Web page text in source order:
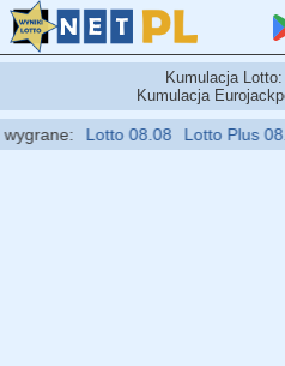
Kumulacja Lotto:
Kumulacja
Lotto 08.08 Lotto Plus 08.08